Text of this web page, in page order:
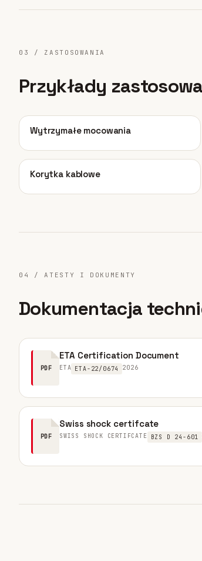
03 / ZASTOSOWANIA
Przykłady
01
Wytrzymałe mocowania
05
Korytka kablowe
04 / ATESTY I DOKUMENTY
Dokumentacja
PDF
ETA Certification Document
ETA ETA-22/0674 2026
PDF
Swiss shock certifcate
SWISS SHOCK CERTIFCATE BZS D 24-601